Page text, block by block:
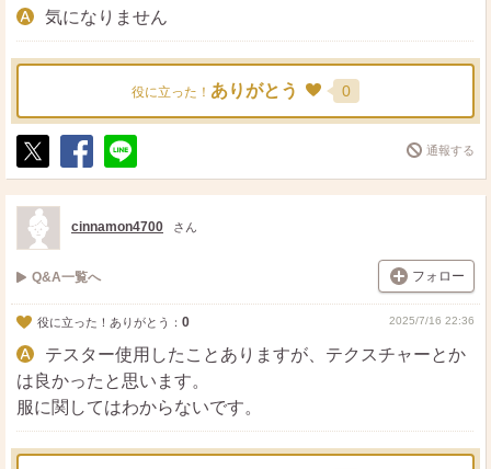
気になりません
役に立った！ ありがとう 0
ポ
ス
ト
シ
ェ
送
る
通報する
cinnamon4700 さん
Q&A一覧へ フォロー
役に立った！ありがとう： 0 2025/7/16 22:36
テスター使用したことありますが、テクスチャーとか
は良かったと思います。
服に関してはわからないです。